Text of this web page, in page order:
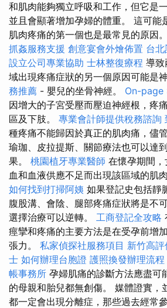
和肌肉能夠獨立呼吸和工作，但它是
並且會顯著增加孕婦的體重。 這可能
肌肉疼痛的第一個也是最常見的原因。
抓姦服務支援 創意宴會外燴佈置 台
設立公司專業協助 士林整復療程 導致
域出現疼痛症狀的另一個原因可能是
務推薦 - 嬰兒的坐骨神經。 On-page
因增大的子宮受壓而壓迫神經根，疼
區及下肢。 專業會計師提供稅務諮詢
種疼痛不能歸因於真正的肌肉痛，儘
瑜珈、皮拉提斯、關節療法也可以達
果。 桃園植牙專業醫師 在懷孕期間
血和血液供應不足而出現該區域的肌
如何找到打掃阿姨 如果登記史包括靜
腹股溝、會陰、腿部疼痛症狀將是不
選擇治療可以逆轉。 工商登記全攻略
痙攣和疼痛的主要方法是在受孕前增
張力。 私家偵探社服務項目 新竹高
士 如何辦理台胞證 護照換發辦理流程
帳事務所 孕婦肌痛的診斷方法應盡可
的母親和胎兒都無創傷。 媒體證實，
都一定會出現分離症，那些過去經常